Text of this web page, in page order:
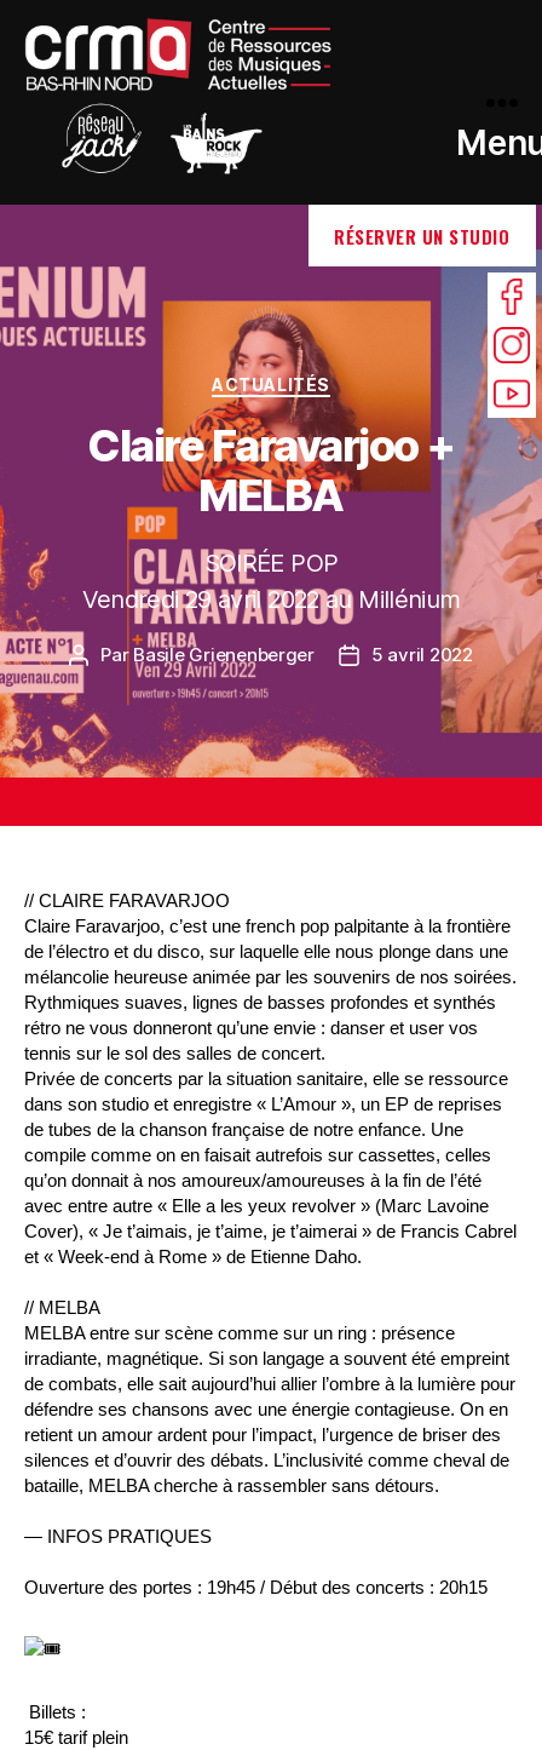
RÉSERVER UN STUDIO
ACTUALITÉS
Claire Faravarjoo +
MELBA
SOIRÉE POP
Vendredi 29 avril 2022 au Millénium
Par Basile Grienenberger 5 avril 2022
// CLAIRE FARAVARJOO
Claire Faravarjoo, c’est une french pop palpitante à la frontière
de l’électro et du disco, sur laquelle elle nous plonge dans une
mélancolie heureuse animée par les souvenirs de nos soirées.
Rythmiques suaves, lignes de basses profondes et synthés
rétro ne vous donneront qu’une envie : danser et user vos
tennis sur le sol des salles de concert.
Privée de concerts par la situation sanitaire, elle se ressource
dans son studio et enregistre « L’Amour », un EP de reprises
de tubes de la chanson française de notre enfance. Une
compile comme on en faisait autrefois sur cassettes, celles
qu’on donnait à nos amoureux/amoureuses à la fin de l’été
avec entre autre « Elle a les yeux revolver » (Marc Lavoine
Cover), « Je t’aimais, je t’aime, je t’aimerai » de Francis Cabrel
et « Week-end à Rome » de Etienne Daho.
// MELBA
MELBA entre sur scène comme sur un ring : présence
irradiante, magnétique. Si son langage a souvent été empreint
de combats, elle sait aujourd’hui allier l’ombre à la lumière pour
défendre ses chansons avec une énergie contagieuse. On en
retient un amour ardent pour l’impact, l’urgence de briser des
silences et d’ouvrir des débats. L’inclusivité comme cheval de
bataille, MELBA cherche à rassembler sans détours.
— INFOS PRATIQUES
Ouverture des portes : 19h45 / Début des concerts : 20h15
Billets :
15€ tarif plein